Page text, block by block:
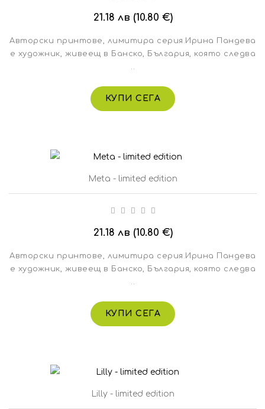
21.18 лв (10.80 €)
Авторски принтове, лимитира серия.Ирина Пандева
е художник, живеещ в Банско, България, която следва
..
КУПИ СЕГА
Meta - limited edition
21.18 лв (10.80 €)
Авторски принтове, лимитира серия.Ирина Пандева
е художник, живеещ в Банско, България, която следва
..
КУПИ СЕГА
Lilly - limited edition